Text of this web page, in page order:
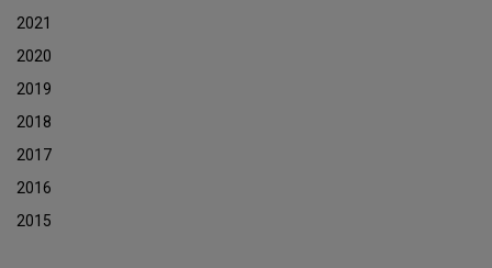
2021
2020
2019
2018
2017
2016
2015